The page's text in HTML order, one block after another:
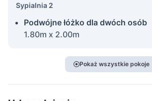
Sypialnia 2
Podwójne łóżko dla dwóch osób
1.80m x 2.00m
Pokaż wszystkie pokoje